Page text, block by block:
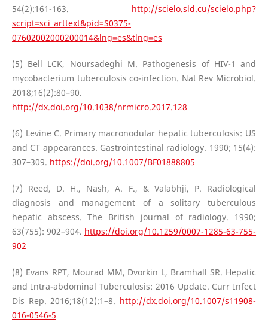
54(2):161-163. http://scielo.sld.cu/scielo.php?
script=sci_arttext&pid=S0375-
07602002000200014&lng=es&tlng=es
(5) Bell LCK, Noursadeghi M. Pathogenesis of HIV-1 and
mycobacterium tuberculosis co-infection. Nat Rev Microbiol.
2018;16(2):80–90.
http://dx.doi.org/10.1038/nrmicro.2017.128
(6) Levine C. Primary macronodular hepatic tuberculosis: US
and CT appearances. Gastrointestinal radiology. 1990; 15(4):
307–309. https://doi.org/10.1007/BF01888805
(7) Reed, D. H., Nash, A. F., & Valabhji, P. Radiological
diagnosis and management of a solitary tuberculous
hepatic abscess. The British journal of radiology. 1990;
63(755): 902–904. https://doi.org/10.1259/0007-1285-63-755-
902
(8) Evans RPT, Mourad MM, Dvorkin L, Bramhall SR. Hepatic
and Intra-abdominal Tuberculosis: 2016 Update. Curr Infect
Dis Rep. 2016;18(12):1–8. http://dx.doi.org/10.1007/s11908-
016-0546-5